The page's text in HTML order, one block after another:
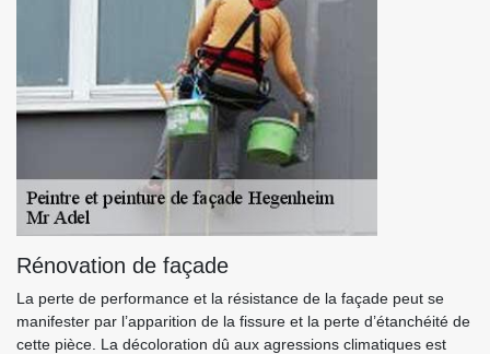
Rénovation de façade
La perte de performance et la résistance de la façade peut se
manifester par l’apparition de la fissure et la perte d’étanchéité de
cette pièce. La décoloration dû aux agressions climatiques est